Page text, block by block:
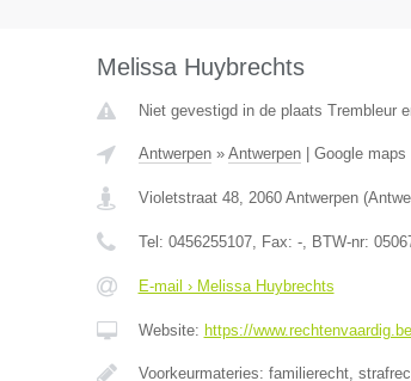
Melissa Huybrechts
Niet gevestigd in de plaats Trembleur
Antwerpen» Antwerpen| Google maps
Violetstraat 48, 2060 Antwerpen(
Tel: 0456255107, Fax: -, BTW-nr:
E-mail › Melissa Huybrechts
Website: https://www.rechtenvaardig.be
Voorkeurmateries: familierecht,